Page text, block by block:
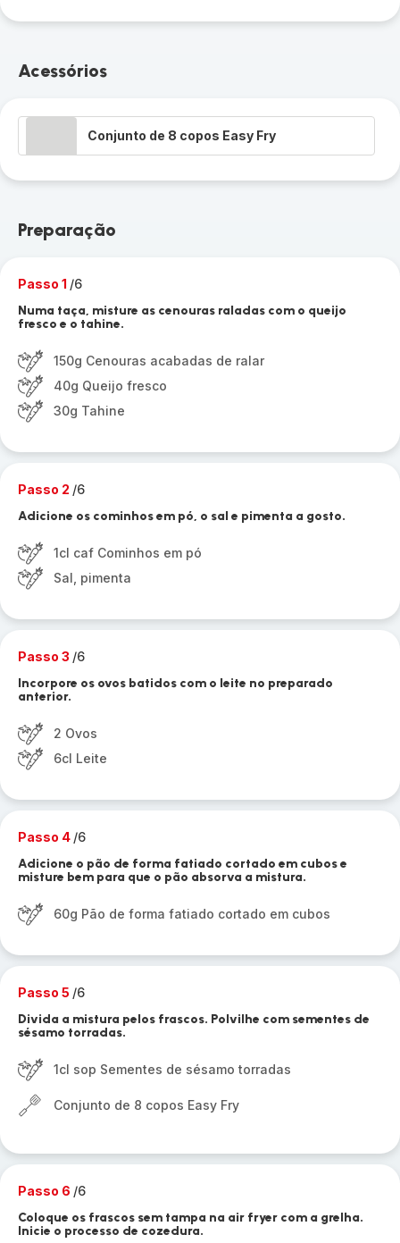
Acessórios
Conjunto de 8 copos Easy Fry
Preparação
Passo 1 /6
Numa taça, misture as cenouras raladas com o queijo
fresco e o tahine.
150g Cenouras acabadas de ralar
40g Queijo fresco
30g Tahine
Passo 2 /6
Adicione os cominhos em pó, o sal e pimenta a gosto.
1cl caf Cominhos em pó
Sal, pimenta
Passo 3 /6
Incorpore os ovos batidos com o leite no preparado
anterior.
2 Ovos
6cl Leite
Passo 4 /6
Adicione o pão de forma fatiado cortado em cubos e
misture bem para que o pão absorva a mistura.
60g Pão de forma fatiado cortado em cubos
Passo 5 /6
Divida a mistura pelos frascos. Polvilhe com sementes de
sésamo torradas.
1cl sop Sementes de sésamo torradas
Conjunto de 8 copos Easy Fry
Passo 6 /6
Coloque os frascos sem tampa na air fryer com a grelha.
Inicie o processo de cozedura.